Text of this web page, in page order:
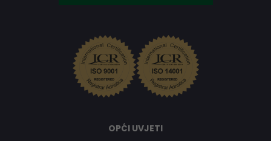
OPĆI UVJETI